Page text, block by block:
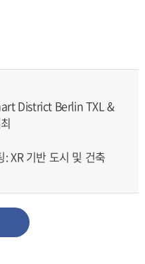
District Berlin TXL &
XR 기반 도시 및 건축